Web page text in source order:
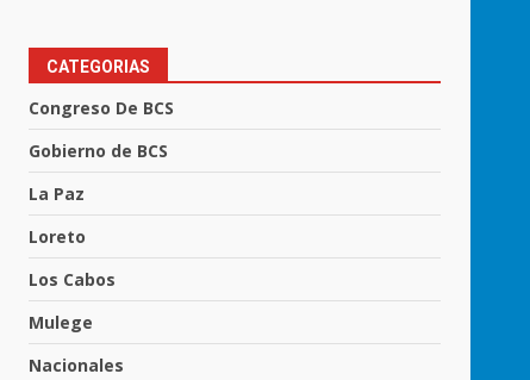
CATEGORIAS
Congreso De BCS
Gobierno de BCS
La Paz
Loreto
Los Cabos
Mulege
Nacionales